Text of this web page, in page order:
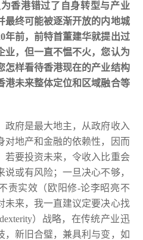
香港错过了自身转型与产业
最终可能被逐渐开放的内地城
年前，前特首董建华就提出过
业，但一直不愠不火，您认为
怎样看待香港现在的产业结构
港未来整体定位和区域融合等
政府是最大地主，从政府收入
对地产和金融的依赖性，因而
若要投资未来，令收入比重会
或有风险；一旦决心不够，
责实效（欧阳修-论李昭亮不
未来，我一直建议定要决心找
）战略，在传统产业迅
，新旧合璧，兼具利与变，如